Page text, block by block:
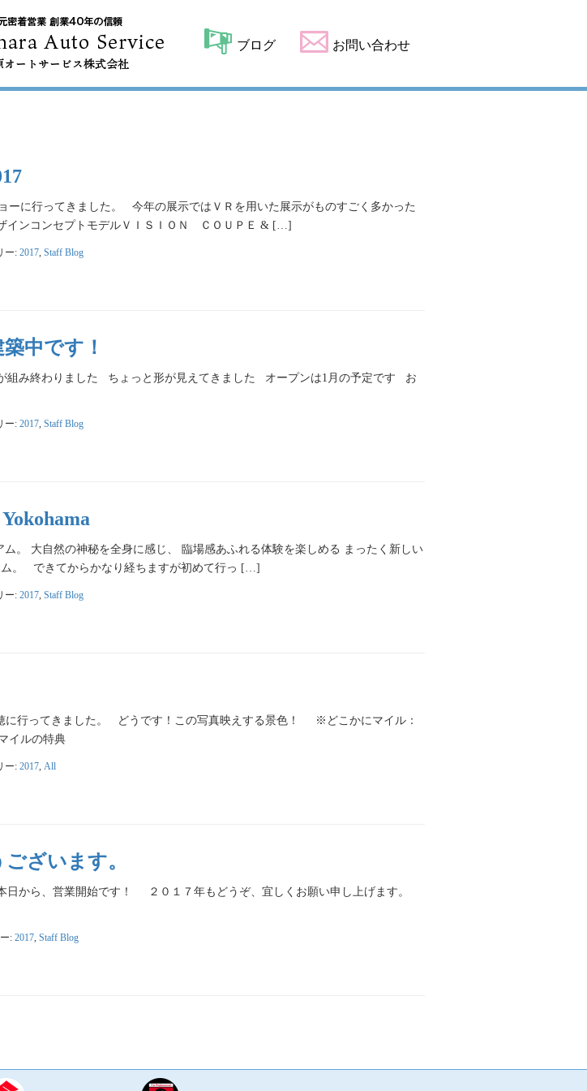
ブログ お問い合わせ
ーに行ってきました。 今年の展示ではＶＲを用いた展示がものすごく多かった
インコンセプトモデルＶＩＳＩＯＮ ＣＯＵＰＥ & […]
ー:2017 ,Staff Blog
中です！
組み終わりました ちょっと形が見えてきました オープンは1月の予定です お
ー:2017 ,Staff Blog
ム。 大自然の神秘を全身に感じ、 臨場感あふれる体験を楽しめる まったく新しい
。 できてからかなり経ちますが初めて行っ […]
ー:2017 ,Staff Blog
に行ってきました。 どうです！この写真映えする景色！ ※どこかにマイル：
イルの特典
ー:2017 All
ざいます。
日から、営業開始です！ ２０１７年もどうぞ、宜しくお願い申し上げます。
ー:2017 ,Staff Blog